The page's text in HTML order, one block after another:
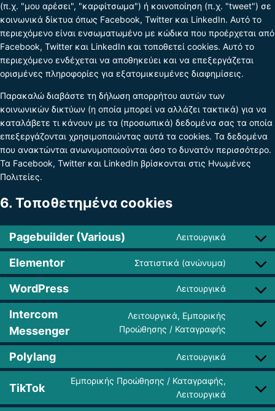
(π.χ. "μου αρέσει", "καρφίτσωμα") ή κοινοποίηση (π.χ. "tweet") σε
κοινωνικά δίκτυα όπως Facebook, Twitter και LinkedIn. Αυτό το
περιεχόμενο είναι ενσωματωμένο με κώδικα που προέρχεται από
Facebook, Twitter και LinkedIn και τοποθετεί cookies. Αυτό το
περιεχόμενο ενδέχεται να αποθηκεύει και να επεξεργάζεται
ορισμένες πληροφορίες για εξατομικευμένες διαφημίσεις.
Παρακαλώ διαβάστε τη δήλωση απορρήτου αυτών των
κοινωνικών δικτύων (η οποία μπορεί να αλλάζει τακτικά) για να
καταλάβετε τι κάνουν με τα (προσωπικά) δεδομένα σας τα οποία
επεξεργάζονται χρησιμοποιώντας αυτά τα cookies. Τα δεδομένα
που ανακτώνται ανωνυμοποιούνται όσο το δυνατόν περισσότερο.
Τα Facebook, Twitter και LinkedIn βρίσκονται στις Ηνωμένες
Πολιτείες.
6. Τοποθετημένα cookies
Pagebuilder (Various) Λειτουργικά
Elementor Στατιστικά (ανώνυμα)
WordPress Λειτουργικά
Intercom
Messenger
Λειτουργικά, Εμπορικής
Προώθησης / Καταγραφής
Polylang Λειτουργικά
TikTok
Εμπορικής Προώθησης / Καταγραφής,
Λειτουργικά